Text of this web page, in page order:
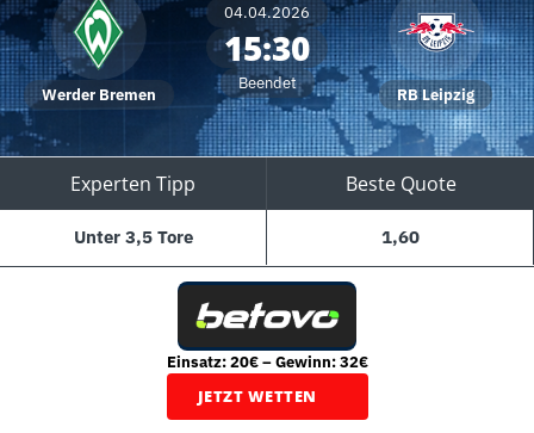
Werder Bremen
04.04.2026
15:30
Beendet
RB Leipzig
Experten Tipp Beste Quote
Unter 3,5 Tore 1,60
Einsatz: 20€ – Gewinn: 32€
JETZT WETTEN